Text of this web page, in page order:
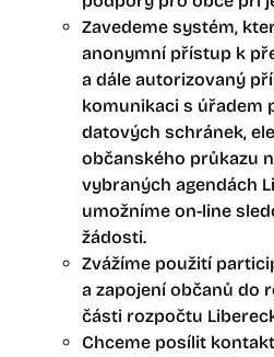
Zavedeme systém,
anonymní přístup k
a dále autorizovaný
komunikaci s úřadem
datových schránek,
občanského průkazu
vybraných agendách
umožníme on-line
žádosti.
Zvážíme použití
a zapojení občanů do
části rozpočtu
Chceme posílit